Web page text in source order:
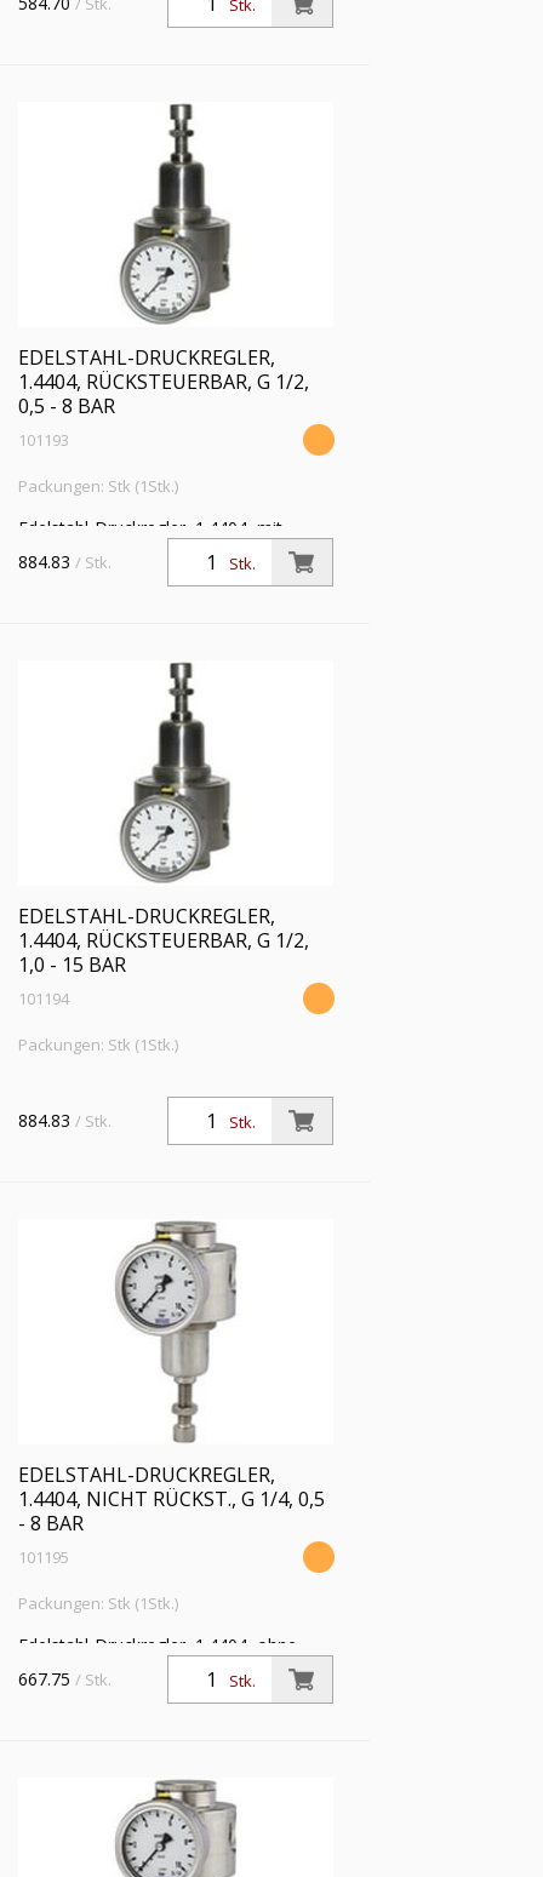
Stk.
EDELSTAHL-DRUCKREGLER,
1.4404, RÜCKSTEUERBAR, G 1/2,
0,5 - 8 BAR
101193
Packungen: Stk (1Stk.)
Edelstahl-Druckregler, 1.4404, mit
Sekundärentlüftung (rücksteuerbar), inkl.
Mano., G 1/2, Regelber. 0,5 - 8 bar, PE
Stk.
884.83 / Stk.
EDELSTAHL-DRUCKREGLER,
1.4404, RÜCKSTEUERBAR, G 1/2,
1,0 - 15 BAR
101194
Packungen: Stk (1Stk.)
Stk.
884.83 / Stk.
EDELSTAHL-DRUCKREGLER,
1.4404, NICHT RÜCKST., G 1/4, 0,5
- 8 BAR
101195
Packungen: Stk (1Stk.)
Edelstahl-Druckregler, 1.4404, ohne
Sekundärentl. (nicht rücksteuerbar), inkl.
Mano., G 1/4, Regelber. 0,5 - 8 bar, PE
Stk.
667.75 / Stk.